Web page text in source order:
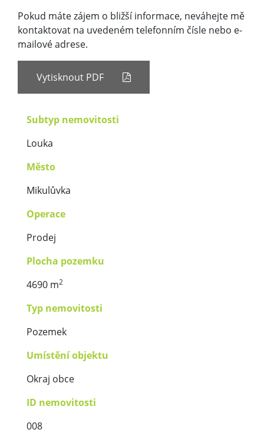
Pokud máte zájem o bližší informace, neváhejte mě
kontaktovat na uvedeném telefonním čísle nebo e-
mailové adrese.
Vytisknout PDF
Subtyp nemovitosti
Louka
Město
Mikulůvka
Operace
Prodej
Plocha pozemku
4690 m2
Typ nemovitosti
Pozemek
Umístění objektu
Okraj obce
ID nemovitosti
008